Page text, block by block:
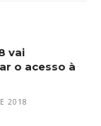
vai
o acesso à
2018